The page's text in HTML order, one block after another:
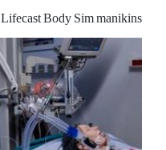
Lifecast Body Sim manikins